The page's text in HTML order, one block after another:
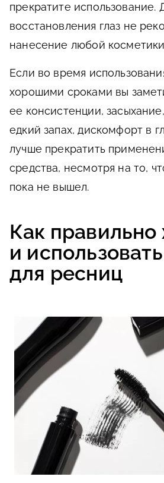
прекратите использование.
восстановления глаз не
нанесение любой
Если во время
хорошими сроками вы
ее консистенции,
едкий запах, дискомфорт в
лучше прекратить
средства, несмотря на то,
пока не вышел.
Как правильно
и
для ресниц